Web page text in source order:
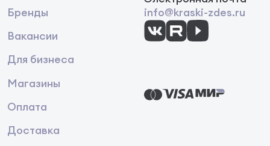
Бренды
Вакансии
Для бизнеса
Магазины
Оплата
Доставка
info@kraski-zdes.ru